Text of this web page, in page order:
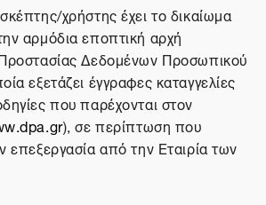
χρήστης έχει το δικαίωμα
αρμόδια εποπτική αρχή
Δεδομένων Προσωπικού
εξετάζει έγγραφες καταγγελίες
που παρέχονται στον
), σε περίπτωση που
επεξεργασία από την Εταιρία των